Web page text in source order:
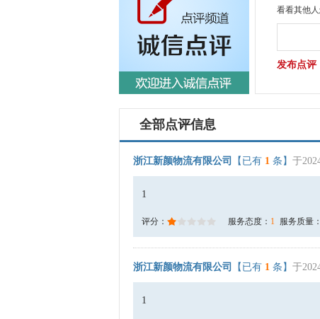
看看其他
发布点评
全部点评信息
浙江新颜物流有限公司 【已有 1 条】 于
1
评分： 服务态度： 1 服务质量：
浙江新颜物流有限公司 【已有 1 条】 于
1